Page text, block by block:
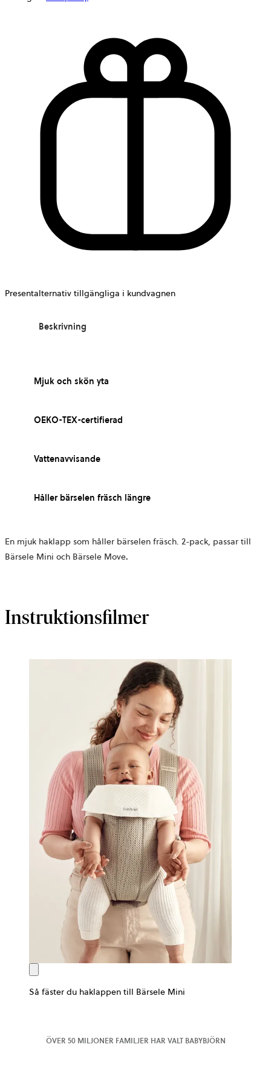
Presentalternativ tillgängliga i kundvagnen
Beskrivning
Mjuk och skön yta
OEKO-TEX-certifierad
Vattenavvisande
Håller bärselen fräsch längre
En mjuk haklapp som håller bärselen fräsch. 2-pack, passar till
Bärsele Mini och Bärsele Move.
Instruktionsfilmer
Så fäster du haklappen till Bärsele Mini
ÖVER 50 MILJONER FAMILJER HAR VALT BABYBJÖRN